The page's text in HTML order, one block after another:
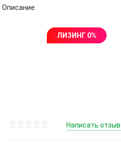
Описание
ЛИЗИНГ 0%
Написать отзыв